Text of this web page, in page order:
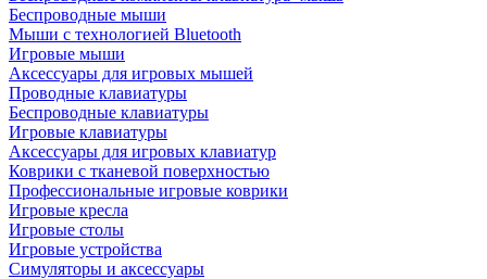
Беспроводные мыши
Мыши с технологией Bluetooth
Игровые мыши
Аксессуары для игровых мышей
Проводные клавиатуры
Беспроводные клавиатуры
Игровые клавиатуры
Аксессуары для игровых клавиатур
Коврики с тканевой поверхностью
Профессиональные игровые коврики
Игровые кресла
Игровые столы
Игровые устройства
Симуляторы и аксессуары